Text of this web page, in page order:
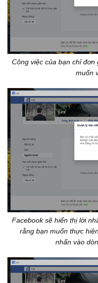
Công việc của bạn chỉ
muốn
Facebook sẽ hiển thị lời
rằng bạn muốn thực
nhấn vào